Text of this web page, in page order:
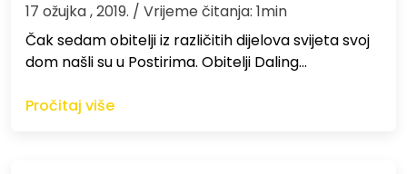
17 ožujka , 2019. / Vrijeme čitanja: 1min
Čak sedam obitelji iz različitih dijelova svijeta svoj
dom našli su u Postirima. Obitelji Daling…
Pročitaj više